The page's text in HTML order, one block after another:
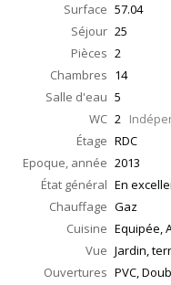
Surface 57.04
Séjour 25
Pièces 2
Chambres 14
Salle d'eau 5
WC 2
Étage RDC
Epoque, année 2013
État général En
Chauffage Gaz
Cuisine Equipée,
Vue Jardin,
Ouvertures PVC,